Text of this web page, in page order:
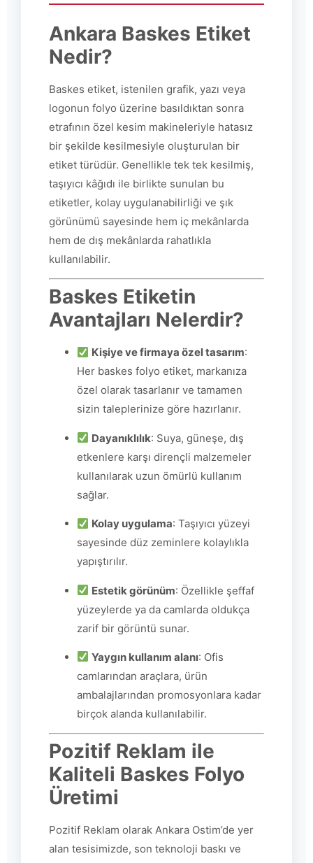
Ankara Baskes Etiket
Nedir?
Baskes etiket, istenilen grafik, yazı veya
logonun folyo üzerine basıldıktan sonra
etrafının özel kesim makineleriyle hatasız
bir şekilde kesilmesiyle oluşturulan bir
etiket türüdür. Genellikle tek tek kesilmiş,
taşıyıcı kâğıdı ile birlikte sunulan bu
etiketler, kolay uygulanabilirliği ve şık
görünümü sayesinde hem iç mekânlarda
hem de dış mekânlarda rahatlıkla
kullanılabilir.
Baskes Etiketin
Avantajları Nelerdir?
Kişiye ve firmaya özel tasarım:
Her baskes folyo etiket, markanıza
özel olarak tasarlanır ve tamamen
sizin taleplerinize göre hazırlanır.
Dayanıklılık: Suya, güneşe, dış
etkenlere karşı dirençli malzemeler
kullanılarak uzun ömürlü kullanım
sağlar.
Kolay uygulama: Taşıyıcı yüzeyi
sayesinde düz zeminlere kolaylıkla
yapıştırılır.
Estetik görünüm: Özellikle şeffaf
yüzeylerde ya da camlarda oldukça
zarif bir görüntü sunar.
Yaygın kullanım alanı: Ofis
camlarından araçlara, ürün
ambalajlarından promosyonlara kadar
birçok alanda kullanılabilir.
Pozitif Reklam ile
Kaliteli Baskes Folyo
Üretimi
Pozitif Reklam olarak Ankara Ostim’de yer
alan tesisimizde, son teknoloji baskı ve